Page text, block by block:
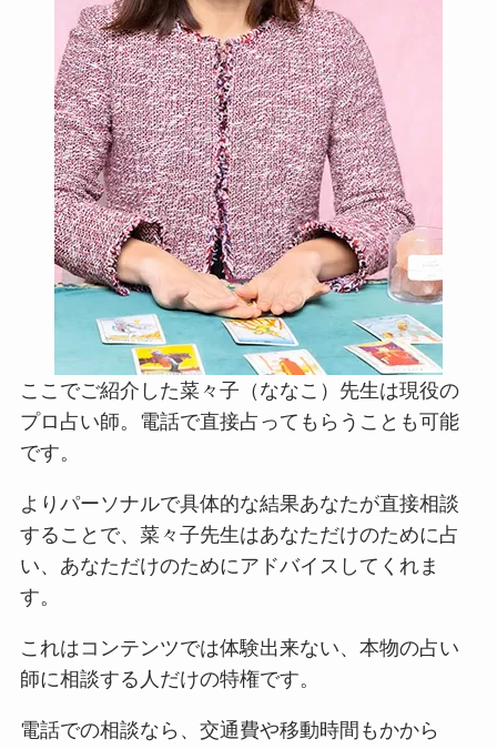
ここでご紹介した菜々子（ななこ）先生は現役の
プロ占い師。電話で直接占ってもらうことも可能
です。
よりパーソナルで具体的な結果あなたが直接相談
することで、菜々子先生はあなただけのために占
い、あなただけのためにアドバイスしてくれま
す。
これはコンテンツでは体験出来ない、本物の占い
師に相談する人だけの特権です。
電話での相談なら、交通費や移動時間もかから